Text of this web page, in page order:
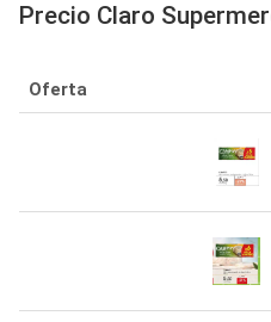
Precio Claro
Oferta